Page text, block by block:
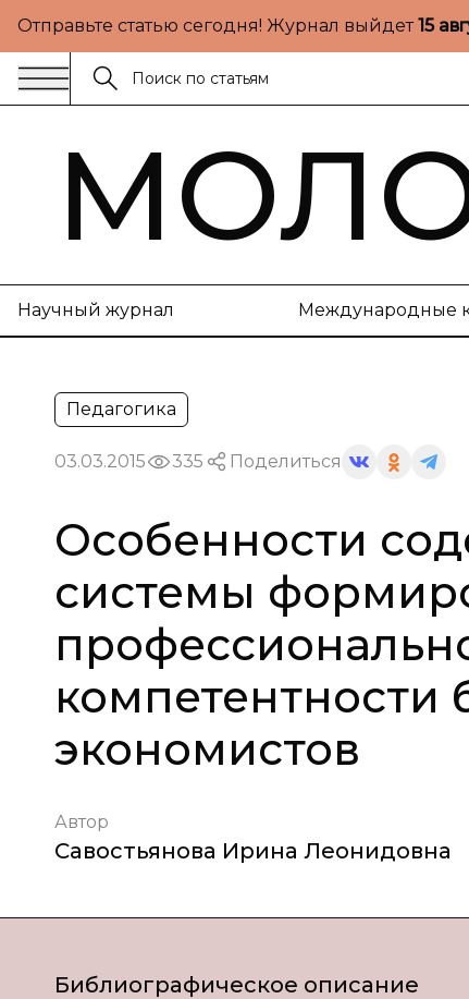
Отправьте статью сегодня! Журнал выйдет15
Научный журнал Международные
Педагогика
03.03.2015 335 Поделиться
Особенности
системы
компетентности
экономистов
Автор
Савостьянова Ирина Леонидовна
Библиографическое описание